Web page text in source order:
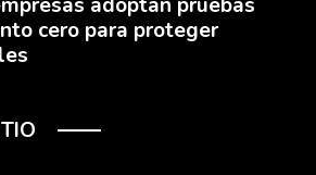
cero para proteger